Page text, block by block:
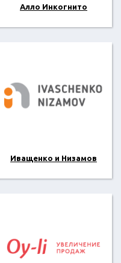
Алло Инкогнито
Иващенко и Низамов